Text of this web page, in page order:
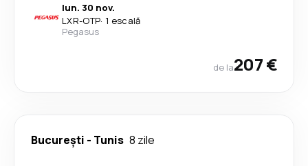
lun. 30 nov.
LXR-OTP· 1 escală
Pegasus
de la207 €
București - Tunis 8 zile